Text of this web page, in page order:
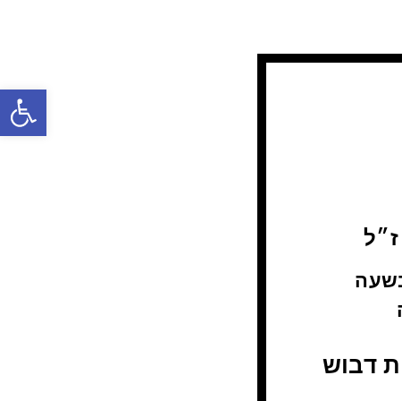
ז״ל
בחשוון בשעה
דבוש